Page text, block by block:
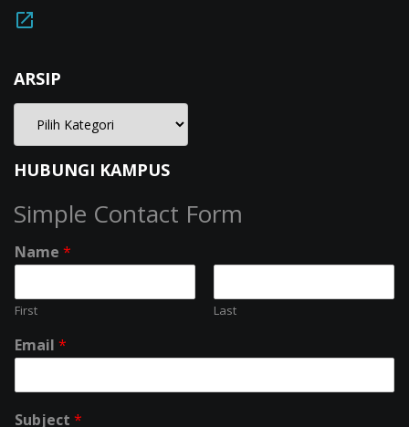
ARSIP
HUBUNGI KAMPUS
Simple Contact Form
Name *
First Last
Email *
Subject *